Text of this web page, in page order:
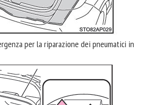
per la riparazione dei pneumatici in